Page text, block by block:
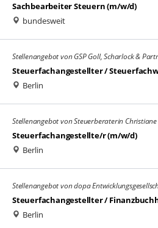
Sachbearbeiter Steuern (m/w/d)
bundesweit
Stellenangebot von GSP Goll, Scharlock &
Steuerfachangestellter /
Berlin
Stellenangebot von Steuerberaterin Christiane
Steuerfachangestellte/r (m/w/d)
Berlin
Stellenangebot von dopa
Steuerfachangestellter /
Berlin